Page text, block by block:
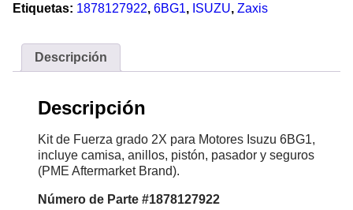
Etiquetas: 1878127922, 6BG1, ISUZU, Zaxis
Descripción
Descripción
Kit de Fuerza grado 2X para Motores Isuzu 6BG1,
incluye camisa, anillos, pistón, pasador y seguros
(PME Aftermarket Brand).
Número de Parte #1878127922